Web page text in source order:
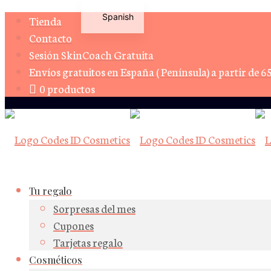
Tienda
Contacto
Sesión SkinCoach Gratuita
Envíos gratuitos en España ( Península) a partir de
0 productos
Tu regalo
Sorpresas del mes
Cupones
Tarjetas regalo
Cosméticos
Spanish
English